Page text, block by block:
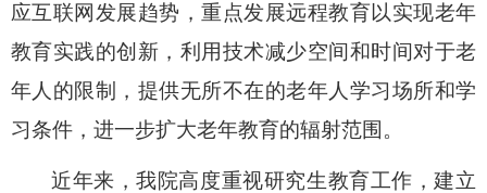
应互联网发展趋势，重点发展远程教育以实现老年
教育实践的创新，利用技术减少空间和时间对于老
年人的限制，提供无所不在的老年人学习场所和学
习条件，进一步扩大老年教育的辐射范围。
近年来，我院高度重视研究生教育工作，建立